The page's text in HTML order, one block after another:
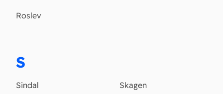
Roslev
S
Sindal
Skagen